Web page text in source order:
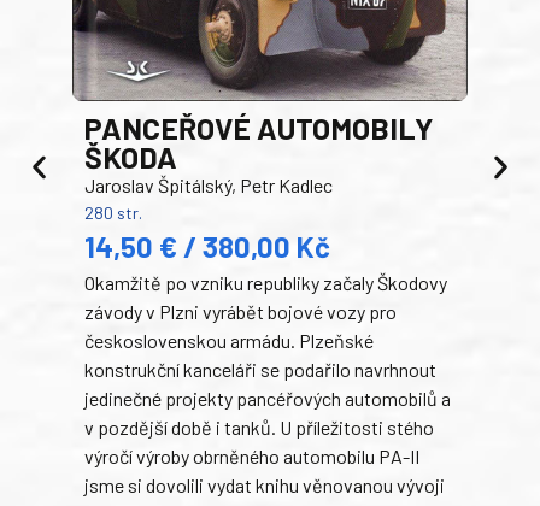
PANCEŘOVÉ AUTOMOBILY
ŠKODA
Jaroslav Špitálský, Petr Kadlec
280 str.
14,50 € / 380,00 Kč
Okamžitě po vzniku republiky začaly Škodovy
závody v Plzni vyrábět bojové vozy pro
československou armádu. Plzeňské
konstrukční kanceláři se podařilo navrhnout
jedinečné projekty pancéřových automobilů a
v pozdější době i tanků. U příležitosti stého
výročí výroby obrněného automobilu PA-II
jsme si dovolili vydat knihu věnovanou vývoji